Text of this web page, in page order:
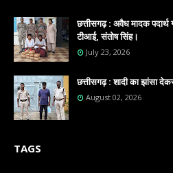
छत्तीसगढ़ : अवैध मादक पदार्थ
टीआई, संतोष सिंह।
July 23, 2026
छत्तीसगढ़ : शादी का झांसा
August 02, 2026
TAGS